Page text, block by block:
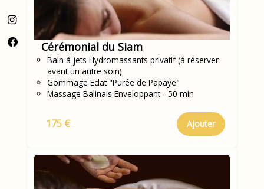
Cérémonial du Siam
Bain à jets Hydromassants privatif (à réserver
avant un autre soin)
Gommage Eclat "Purée de Papaye"
Massage Balinais Enveloppant - 50 min
175 € Ajouter